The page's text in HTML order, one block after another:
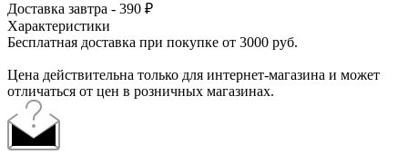
Доставка завтра - 390 ₽
Характеристики
Бесплатная доставка при покупке от 3000 руб.
Цена действительна только для интернет-магазина и может
отличаться от цен в розничных магазинах.